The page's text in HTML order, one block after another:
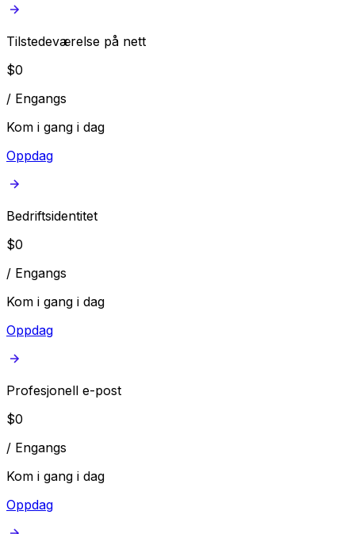
Tilstedeværelse på nett
$0
/ Engangs
Kom i gang i dag
Oppdag
Bedriftsidentitet
$0
/ Engangs
Kom i gang i dag
Oppdag
Profesjonell e-post
$0
/ Engangs
Kom i gang i dag
Oppdag